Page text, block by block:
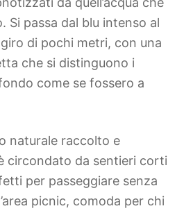
Si passa dal blu intenso al
di pochi metri, con una
che si distinguono i
come se fossero a
naturale raccolto e
circondato da sentieri corti
per passeggiare senza
picnic, comoda per chi